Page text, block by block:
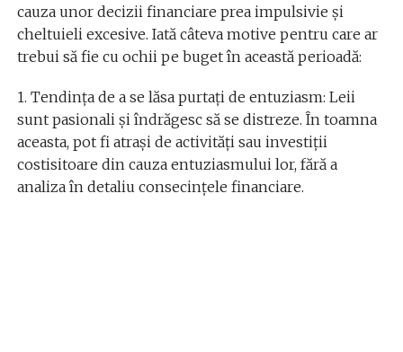
cauza unor decizii financiare prea impulsivie și
cheltuieli excesive. Iată câteva motive pentru care ar
trebui să fie cu ochii pe buget în această perioadă:
1. Tendința de a se lăsa purtați de entuziasm: Leii
sunt pasionali și îndrăgesc să se distreze. În toamna
aceasta, pot fi atrași de activități sau investiții
costisitoare din cauza entuziasmului lor, fără a
analiza în detaliu consecințele financiare.